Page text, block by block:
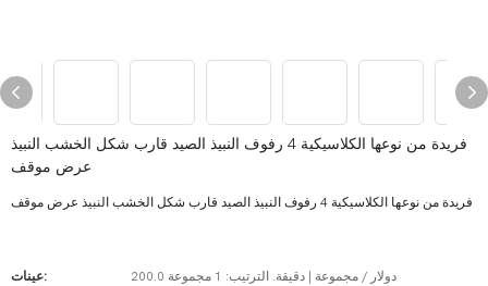
فريدة من نوعها الكلاسيكية 4 رفوف النبيذ الصيد قارب شكل الخشب النبيذ
عرض موقف
فريدة من نوعها الكلاسيكية 4 رفوف النبيذ الصيد قارب شكل الخشب النبيذ عرض موقف
عينات: 200.0 دولار / مجموعة | دقيقة. الترتيب: 1 مجموعة